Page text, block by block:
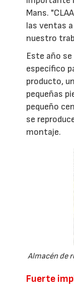
Mans.
las ventas
nuestro
Este año
específico
producto,
pequeñas
pequeño
se
montaje.
Almacén de
Fuerte